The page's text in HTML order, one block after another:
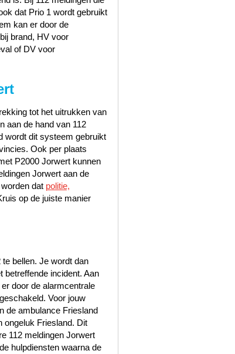
dat Prio 1 wordt gebruikt
kan er door de
brand, HV voor
of DV voor
tot het uitrukken van
aan de hand van 112
wordt dit systeem gebruikt
Ook per plaats
P2000 Jorwert kunnen
Jorwert aan de
dat politie,
op de juiste manier
bellen. Je wordt dan
betreffende incident. Aan
door de alarmcentrale
Voor jouw
de ambulance Friesland
ongeluk Friesland. Dit
112 meldingen Jorwert
hulpdiensten waarna de